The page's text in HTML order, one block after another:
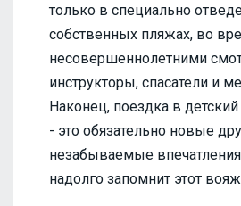
только в специально
собственных пляжах, во
несовершеннолетними
инструкторы, спасатели и
Наконец, поездка в
- это обязательно новые
незабываемые
надолго запомнит этот